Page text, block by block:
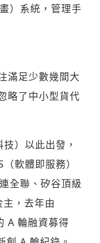
）系統，管理手
滿足少數幾間大
略了中小型貨代
）以此出發，
軟體即服務）
全聯、矽谷頂級
，去年由
A 輪融資募得